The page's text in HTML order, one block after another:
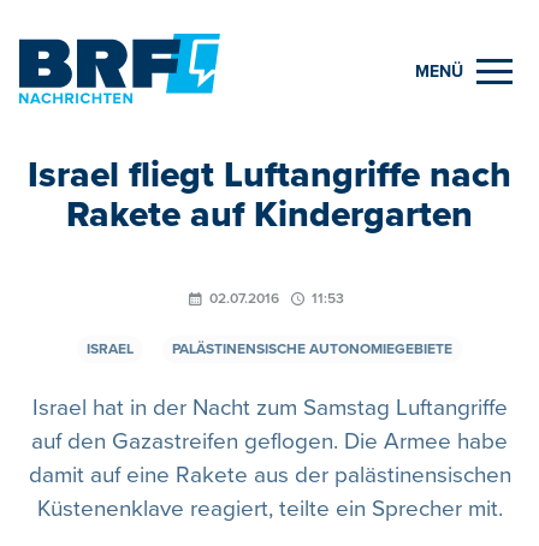
MENÜ
Israel fliegt Luftangriffe nach
Rakete auf Kindergarten
02.07.2016 11:53
ISRAEL PALÄSTINENSISCHE AUTONOMIEGEBIETE
Israel hat in der Nacht zum Samstag Luftangriffe
auf den Gazastreifen geflogen. Die Armee habe
damit auf eine Rakete aus der palästinensischen
Küstenenklave reagiert, teilte ein Sprecher mit.